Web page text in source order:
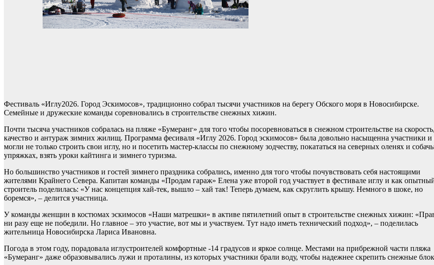
Фестиваль «Иглу2026. Город Эскимосов», традиционно собрал тысячи участников на берегу Обского моря в Новосибирске.
Семейные и дружеские команды соревновались в строительстве снежных хижин.
Почти тысяча участников собралась на пляже «Бумеранг» для того чтобы посоревноваться в снежном строительстве на скорость,
качество и антураж зимних жилищ. Программа фесиваля «Иглу 2026. Город эскимосов» была довольно насыщенна участники и
могли не только строить свои иглу, но и посетить мастер‑классы по снежному зодчеству, покататься на северных оленях и
упряжках, взять уроки кайтинга и зимнего туризма.
Но большинство участников и гостей зимнего праздника собрались, именно для того чтобы почувствовать себя настоящими
жителями Крайнего Севера. Капитан команды «Продам гараж» Елена уже второй год участвует в фестивале иглу и как
строитель поделилась: «У нас концепция хай-тек, вышло – хай так! Теперь думаем, как скруглить крышу. Немного в шоке, но
боремся», – делится участница.
У команды женщин в костюмах эскимосов «Наши матрешки» в активе пятилетний опыт в строительстве снежных хижин:
ни разу еще не победили. Но главное – это участие, вот мы и участвуем. Тут надо иметь технический подход», – поделилась
жительница Новосибирска Лариса Ивановна.
Погода в этом году, порадовала иглустроителей комфортные -14 градусов и яркое солнце. Местами на прибрежной части пляжа
«Бумеранг» даже образовывались лужи и проталины, из которых участники брали воду, чтобы надежнее скрепить снежные